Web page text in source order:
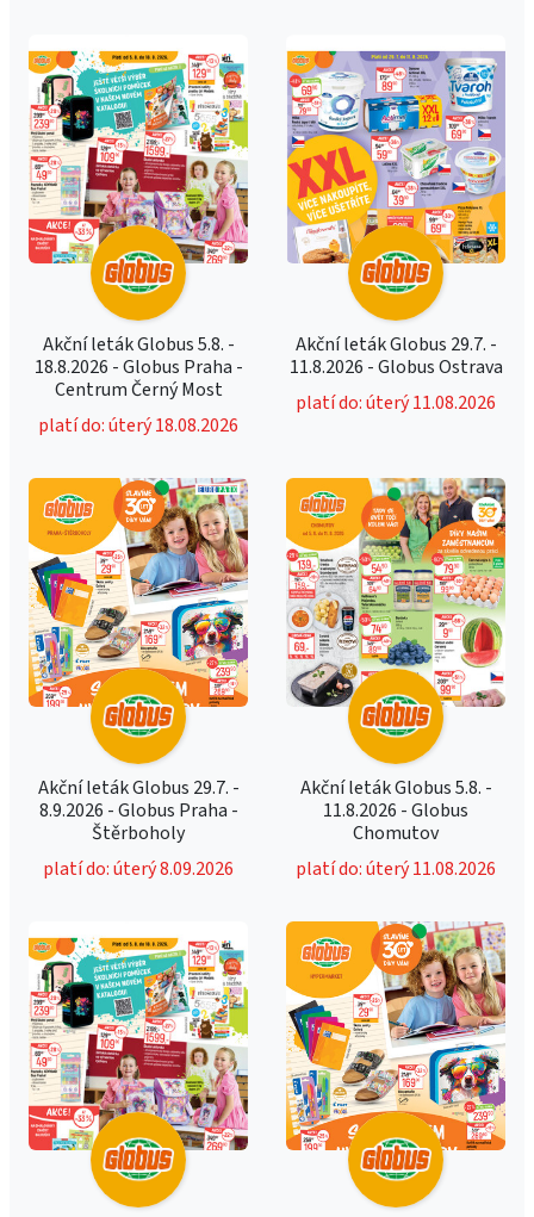
Akční leták Globus 5.8. -
18.8.2026 - Globus Praha -
Centrum Černý Most
platí do: úterý 18.08.2026
Akční leták Globus 29.7. -
11.8.2026 - Globus Ostrava
platí do: úterý 11.08.2026
Akční leták Globus 29.7. -
8.9.2026 - Globus Praha -
Štěrboholy
platí do: úterý 8.09.2026
Akční leták Globus 5.8. -
11.8.2026 - Globus
Chomutov
platí do: úterý 11.08.2026